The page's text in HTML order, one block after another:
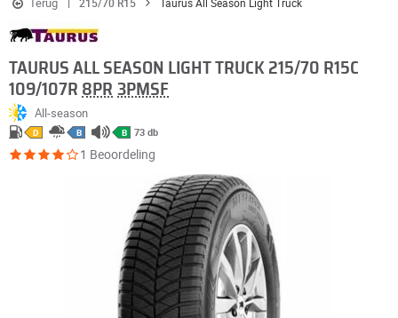
TAURUS ALL SEASON LIGHT TRUCK 215/70 R15C
109/107R 8PR 3PMSF
All-season
D B B 73 db
1 Beoordeling